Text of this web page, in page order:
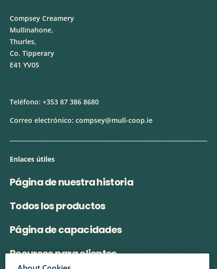
Compsey Creamery
Mullinahone,
Thurles,
Co. Tipperary
E41 YV05
Teléfono: +353 87 386 8680
Correo electrónico: compsey@mull-coop.ie
Enlaces útiles
Página de nuestra historia
Todos los productos
Página de capacidades
Recursos para clientes